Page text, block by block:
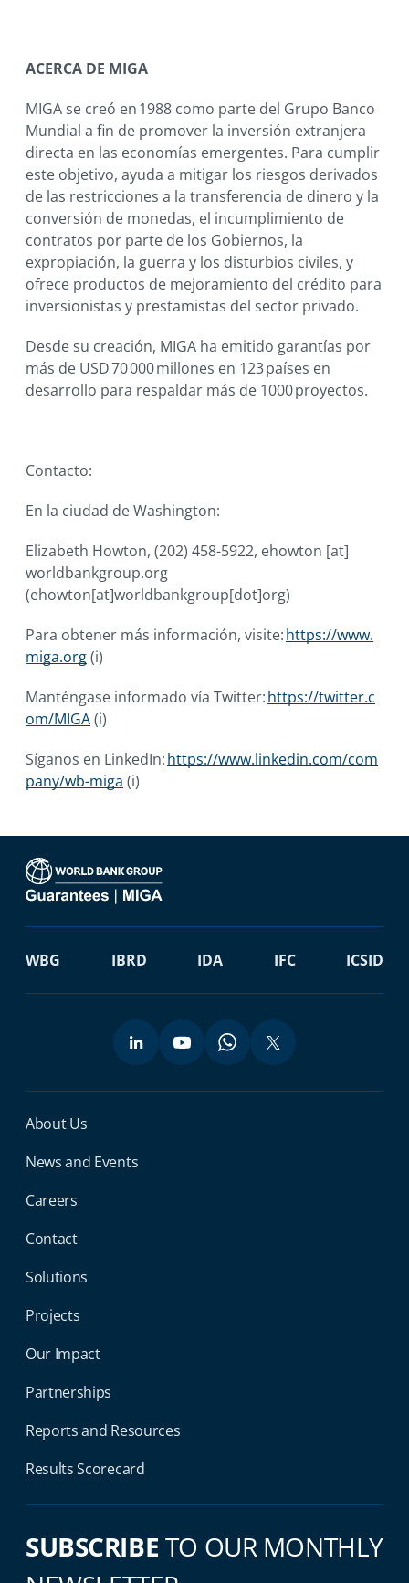
ACERCA DE MIGA
MIGA se creó en 1988 como parte del Grupo Banco
Mundial a fin de promover la inversión extranjera
directa en las economías emergentes. Para cumplir
este objetivo, ayuda a mitigar los riesgos derivados
de las restricciones a la transferencia de dinero y la
conversión de monedas, el incumplimiento de
contratos por parte de los Gobiernos, la
expropiación, la guerra y los disturbios civiles, y
ofrece productos de mejoramiento del crédito para
inversionistas y prestamistas del sector privado.
Desde su creación, MIGA ha emitido garantías por
más de USD 70 000 millones en 123 países en
desarrollo para respaldar más de 1000 proyectos.
Contacto:
En la ciudad de Washington:
Elizabeth Howton, (202) 458-5922, ehowton [at]
worldbankgroup.org
(ehowton[at]worldbankgroup[dot]org)
Para obtener más información, visite:https://www.
miga.org(i)
Manténgase informado vía Twitter:https://twitter.c
om/MIGA(i)
Síganos en LinkedIn:https://www.linkedin.com/com
pany/wb-miga (i)
WBG IBRD IDA IFC ICSID
Miga Footer Menu
About Us
News and Events
Careers
Contact
Solutions
Projects
Our Impact
Partnerships
Reports and Resources
Results Scorecard
SUBSCRIBE TO OUR MONTHLY